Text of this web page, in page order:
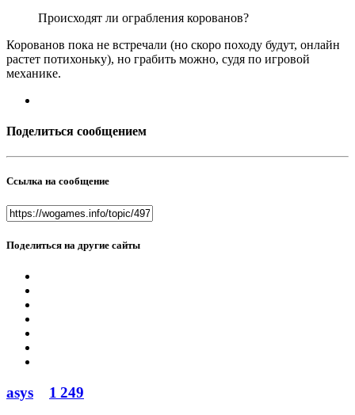
Происходят ли ограбления корованов?
Корованов пока не встречали (но скоро походу будут, онлайн
растет потихоньку), но грабить можно, судя по игровой
механике.
Поделиться сообщением
Ссылка на сообщение
Поделиться на другие сайты
asys 1 249